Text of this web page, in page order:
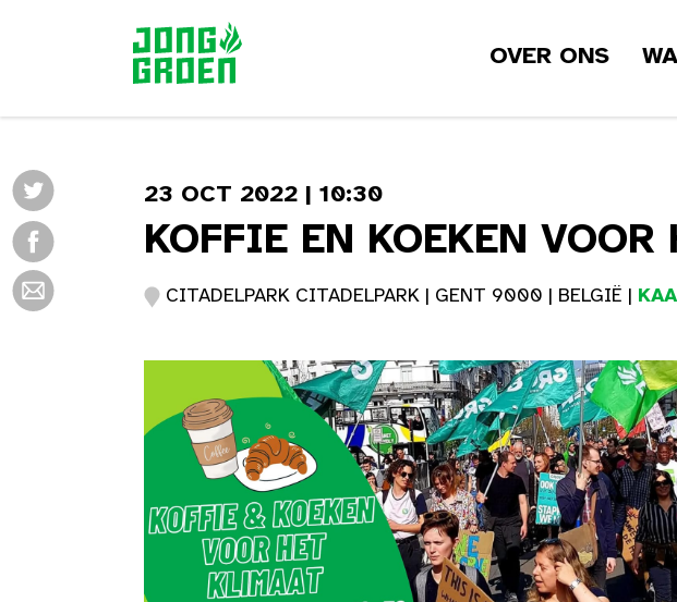
OVER ONS
23 OCT 2022 | 10:30
KOFFIE EN KOEKEN
CITADELPARK CITADELPARK | GENT 9000 | BELGIË |